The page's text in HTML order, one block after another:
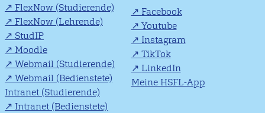
FlexNow (Studierende)
FlexNow (Lehrende)
StudIP
Moodle
Webmail (Studierende)
Webmail (Bedienstete)
Intranet (Studierende)
Intranet (Bedienstete)
Facebook
Youtube
Instagram
TikTok
LinkedIn
Meine HSFL-App